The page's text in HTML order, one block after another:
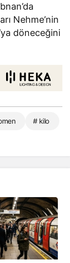
Nehme’nin
döneceğini
# kilo